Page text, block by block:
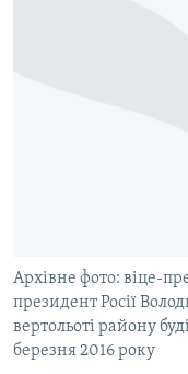
Архівне фото: віце-
президент Росії
вертольоті району
березня 2016 року